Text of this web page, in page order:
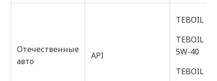
Отечественные
авто
API
TEBOIL
TEBOIL
5W-40
TEBOIL